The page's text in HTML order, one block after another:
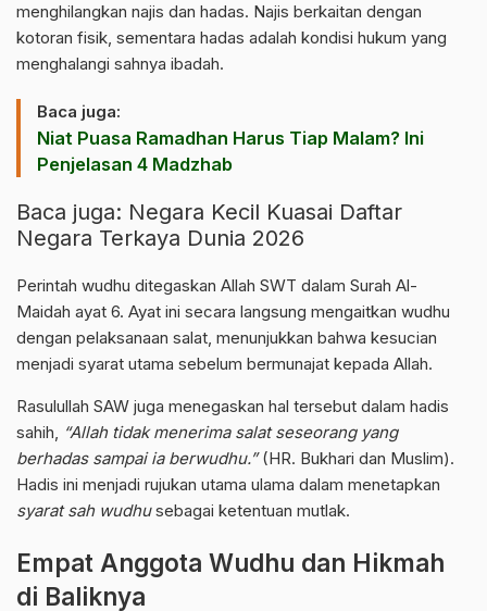
menghilangkan najis dan hadas. Najis berkaitan dengan
kotoran fisik, sementara hadas adalah kondisi hukum yang
menghalangi sahnya ibadah.
Baca juga:
Niat Puasa Ramadhan Harus Tiap Malam? Ini
Penjelasan 4 Madzhab
Baca juga: Negara Kecil Kuasai Daftar
Negara Terkaya Dunia 2026
Perintah wudhu ditegaskan Allah SWT dalam Surah Al-
Maidah ayat 6. Ayat ini secara langsung mengaitkan wudhu
dengan pelaksanaan salat, menunjukkan bahwa kesucian
menjadi syarat utama sebelum bermunajat kepada Allah.
Rasulullah SAW juga menegaskan hal tersebut dalam hadis
sahih, “Allah tidak menerima salat seseorang yang
berhadas sampai ia berwudhu.”(HR. Bukhari dan Muslim).
Hadis ini menjadi rujukan utama ulama dalam menetapkan
syarat sah wudhusebagai ketentuan mutlak.
Empat Anggota Wudhu dan Hikmah
di Baliknya